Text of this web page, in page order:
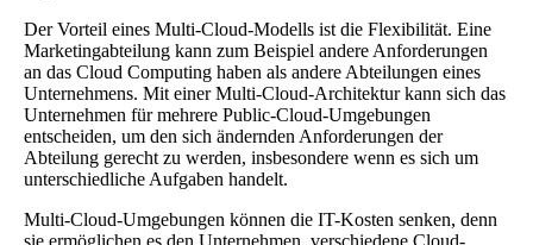
Der Vorteil eines Multi-Cloud-Modells ist die Flexibilität. Eine
Marketingabteilung kann zum Beispiel andere Anforderungen
an das Cloud Computing haben als andere Abteilungen eines
Unternehmens. Mit einer Multi-Cloud-Architektur kann sich das
Unternehmen für mehrere Public-Cloud-Umgebungen
entscheiden, um den sich ändernden Anforderungen der
Abteilung gerecht zu werden, insbesondere wenn es sich um
unterschiedliche Aufgaben handelt.
Multi-Cloud-Umgebungen können die IT-Kosten senken, denn
sie ermöglichen es den Unternehmen, verschiedene Cloud-